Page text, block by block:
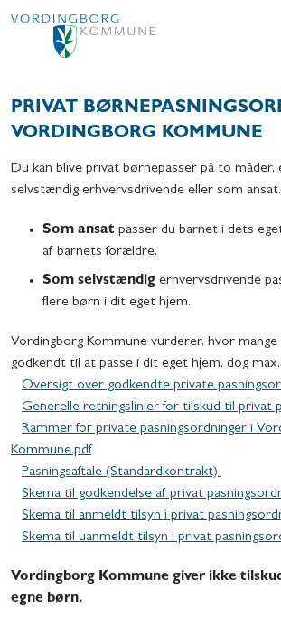
PRIVAT
VORDINGBORG KOMMUNE
Du kan blive privat børnepasser på to måder,
selvstændig erhvervsdrivende eller som ansat.
Som ansat passer du barnet i dets
af barnets forældre.
Som selvstændig erhvervsdrivende
flere børn i dit eget hjem.
Vordingborg Kommune vurderer, hvor mange
godkendt til at passe i dit eget hjem, dog
Oversigt over godkendte private
Generelle retningslinier for tilskud til privat
Rammer for private pasningsordninger i
Kommune.pdf
Pasningsaftale (Standardkontrakt)
Skema til godkendelse af privat
Skema til anmeldt tilsyn i privat
Skema til uanmeldt tilsyn i privat
Vordingborg Kommune giver ikke
egne børn.